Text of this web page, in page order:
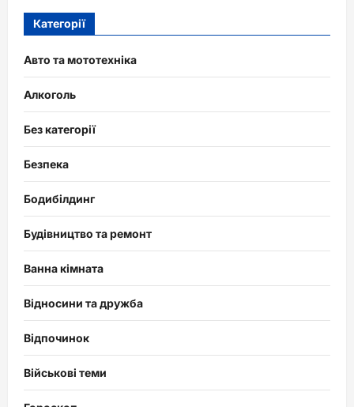
Категорії
Авто та мототехніка
Алкоголь
Без категорії
Безпека
Бодибілдинг
Будівництво та ремонт
Ванна кімната
Відносини та дружба
Відпочинок
Військові теми